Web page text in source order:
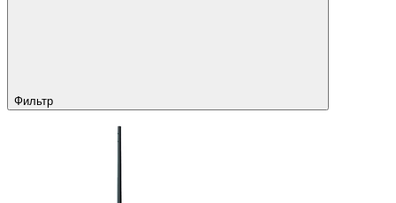
Фильтр